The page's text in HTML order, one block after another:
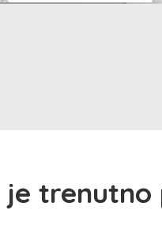
je trenutno